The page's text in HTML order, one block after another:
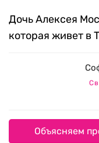
Дочь Алексея
которая живет в
Объясняем